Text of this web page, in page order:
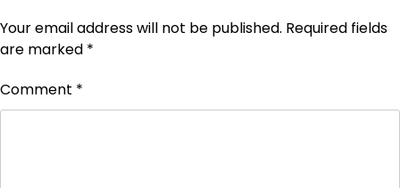
Your email address will not be published. Required fields
are marked *
Comment *